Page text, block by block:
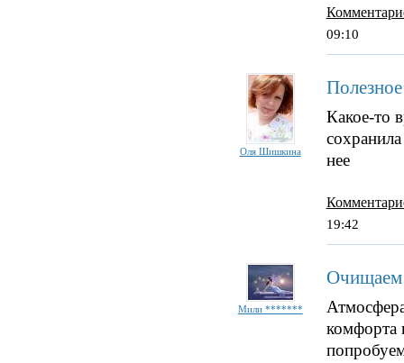
09:10
Оля Шишкина
Какое-то
нее
19:42
Мили *******
Очищаем
комфорта